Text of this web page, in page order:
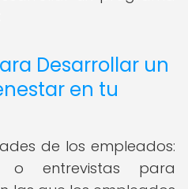
Desarrollar un
en tu
de los empleados:
o entrevistas para